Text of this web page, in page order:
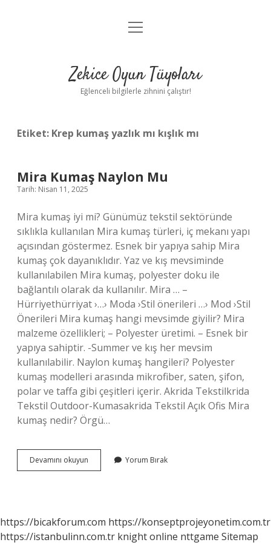
Anasayfa
Yasal Uyarı
menüyü
Zekice Oyun Tüyoları
Eğlenceli bilgilerle zihnini çalıştır!
Etiket: Krep kumaş yazlık mı kışlık mı
Mira Kumaş Naylon Mu
Tarih: Nisan 11, 2025
Mira kumaş iyi mi? Günümüz tekstil sektöründe
sıklıkla kullanılan Mira kumaş türleri, iç mekanı yapı
açısından göstermez. Esnek bir yapıya sahip Mira
kumaş çok dayanıklıdır. Yaz ve kış mevsiminde
kullanılabilen Mira kumaş, polyester doku ile
bağlantılı olarak da kullanılır. Mira … –
Hürriyethürriyat ›…› Moda ›Stil önerileri …› Mod ›Stil
Önerileri Mira kumaş hangi mevsimde giyilir? Mira
malzeme özellikleri; – Polyester üretimi. – Esnek bir
yapıya sahiptir. -Summer ve kış her mevsim
kullanılabilir. Naylon kumaş hangileri? Polyester
kumaş modelleri arasında mikrofiber, saten, şifon,
polar ve taffa gibi çeşitleri içerir. Akrida Tekstilkrida
Tekstil Outdoor-Kumasakrida Tekstil Açık Ofis Mira
kumaş nedir? Örgü…
Devamını okuyun
Kumaş
Yorum Bırak
https://bicakforum.com https://konseptprojeyonetim.com.tr
https://istanbulinn.com.tr knight online nttgame Sitemap